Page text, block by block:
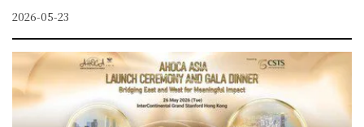
2026-05-23